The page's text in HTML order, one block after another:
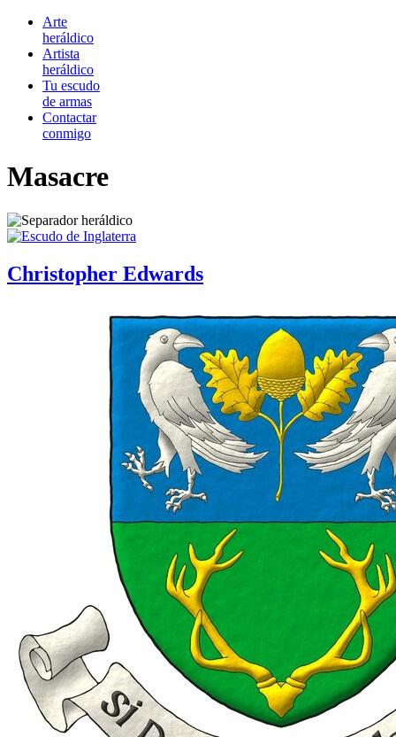
Arte
heráldico
Artista
heráldico
Tu escudo
de armas
Contactar
conmigo
Masacre
Christopher Edwards